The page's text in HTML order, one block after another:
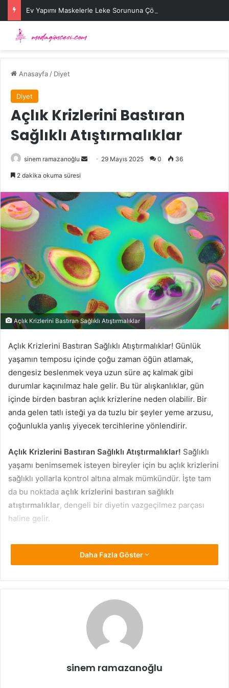
Ev Yapımı Maskelerle Leke Sorununa Çözüm Önerileri
Anasayfa / Diyet
Diyet
Açlık Krizlerini Bastıran
Sağlıklı Atıştırmalıklar
sinem ramazanoğlu
Bir
göndermek
29 Mayıs 2025 0 36
2 dakika okuma süresi
Açlık Krizlerini Bastıran Sağlıklı Atıştırmalıklar
Açlık Krizlerini Bastıran Sağlıklı Atıştırmalıklar! Günlük
yaşamın temposu içinde çoğu zaman öğün atlamak,
dengesiz beslenmek veya uzun süre aç kalmak gibi
durumlar kaçınılmaz hale gelir. Bu tür alışkanlıklar, gün
içinde birden bastıran açlık krizlerine neden olabilir. Bir
anda gelen tatlı isteği ya da tuzlu bir şeyler yeme arzusu,
çoğunlukla yanlış yiyecek tercihlerine yönlendirir.
Açlık Krizlerini Bastıran Sağlıklı Atıştırmalıklar! Sağlıklı
yaşamı benimsemek isteyen bireyler için bu açlık krizlerini
sağlıklı yollarla kontrol altına almak mümkündür. İşte tam
da bu noktada açlık krizlerini bastıran sağlıklı
atıştırmalıklar, dengeli bir diyetin vazgeçilmez parçası
haline gelir.
Sağlıklı atıştırmalıklar, hem açlığı kontrol altına almanızı
sağlar hem de uzun vadede kilo kontrolüne katkı sağlar.
Protein ve Lif Kaynağı
Atıştırmalıklar
Protein ve lif, uzun süre tok kalmanızı sağlayan iki temel
besin öğesidir. Bu nedenle ara öğünlerde bu iki öğeyi bir
Daha Fazla Göster
sinem ramazanoğlu